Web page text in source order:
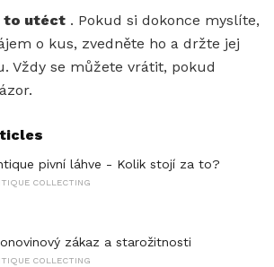
to utéct . Pokud si dokonce myslíte,
o kus, zvedněte ho a držte jej
Vždy se můžete vrátit, pokud
pivní láhve - Kolik stojí za to?
COLLECTING
zákaz a starožitnosti
COLLECTING